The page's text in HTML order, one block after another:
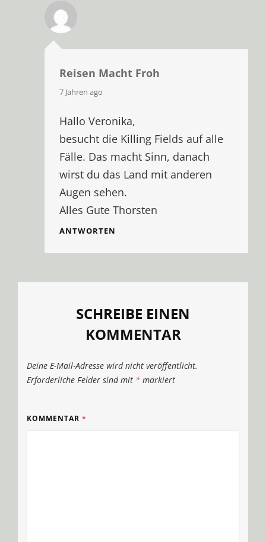
Reisen Macht Froh
says:
7 Jahren ago
Hallo Veronika,
besucht die Killing Fields auf alle
Fälle. Das macht Sinn, danach
wirst du das Land mit anderen
Augen sehen.
Alles Gute Thorsten
ANTWORTEN
SCHREIBE EINEN
KOMMENTAR
Deine E-Mail-Adresse wird nicht veröffentlicht.
Erforderliche Felder sind mit * markiert
KOMMENTAR *